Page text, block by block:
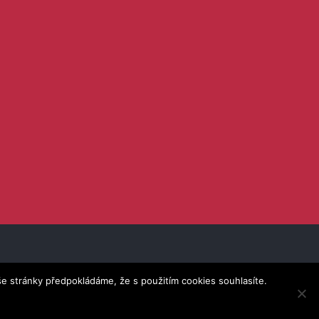
Vytvořila webees.cz s.r.o.
stránky předpokládáme, že s použitím cookies souhlasíte.